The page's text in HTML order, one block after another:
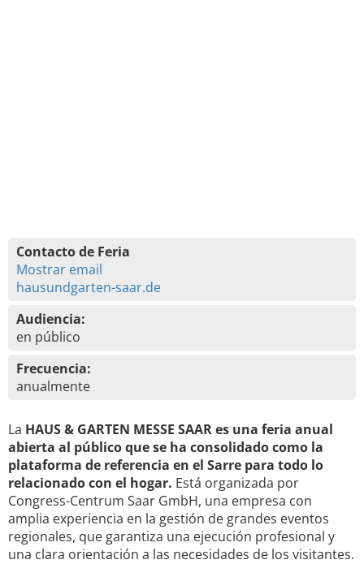
Contacto de Feria
Mostrar email
hausundgarten-saar.de
Audiencia:
en público
Frecuencia:
anualmente
La HAUS & GARTEN MESSE SAAR es una feria anual
abierta al público que se ha consolidado como la
plataforma de referencia en el Sarre para todo lo
relacionado con el hogar. Está organizada por
Congress-Centrum Saar GmbH, una empresa con
amplia experiencia en la gestión de grandes eventos
regionales, que garantiza una ejecución profesional y
una clara orientación a las necesidades de los visitantes.